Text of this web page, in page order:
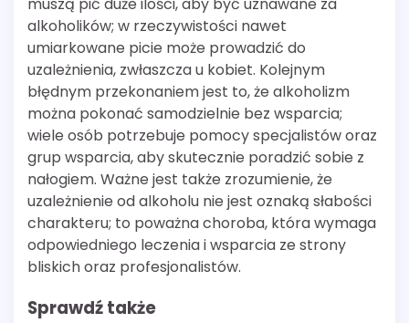
muszą pić duże ilości, aby być uznawane za
alkoholików; w rzeczywistości nawet
umiarkowane picie może prowadzić do
uzależnienia, zwłaszcza u kobiet. Kolejnym
błędnym przekonaniem jest to, że alkoholizm
można pokonać samodzielnie bez wsparcia;
wiele osób potrzebuje pomocy specjalistów oraz
grup wsparcia, aby skutecznie poradzić sobie z
nałogiem. Ważne jest także zrozumienie, że
uzależnienie od alkoholu nie jest oznaką słabości
charakteru; to poważna choroba, która wymaga
odpowiedniego leczenia i wsparcia ze strony
bliskich oraz profesjonalistów.
Sprawdź także